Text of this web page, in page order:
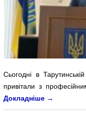
Сьогодні в
привітали з
Докладніше →